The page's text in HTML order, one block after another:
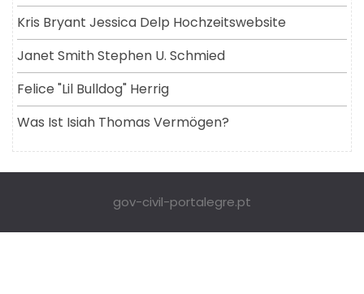
Kris Bryant Jessica Delp Hochzeitswebsite
Janet Smith Stephen U. Schmied
Felice "lil Bulldog" Herrig
Was Ist Isiah Thomas Vermögen?
gov-civil-portalegre.pt